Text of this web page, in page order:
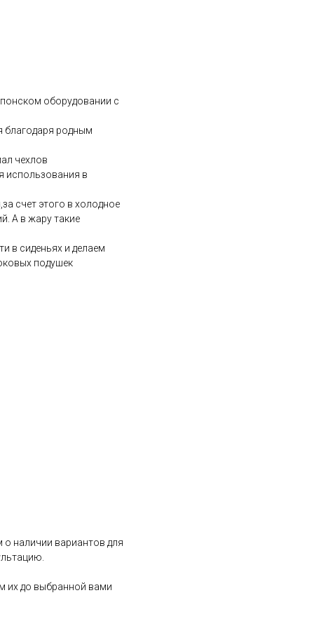
оборудовании с
благодаря родным
чехлов
использования в
счет этого в холодное
А в жару такие
в сиденьях и делаем
подушек
наличии вариантов для
их до выбранной вами